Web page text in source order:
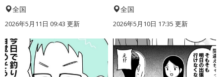
全国
2026年5月11日 09:43 更新
全国
2026年5月10日 17:35 更新